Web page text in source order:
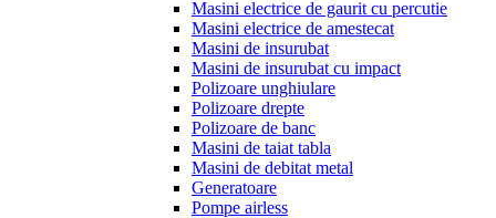
Masini electrice de gaurit cu percutie
Masini electrice de amestecat
Masini de insurubat
Masini de insurubat cu impact
Polizoare unghiulare
Polizoare drepte
Polizoare de banc
Masini de taiat tabla
Masini de debitat metal
Generatoare
Pompe airless